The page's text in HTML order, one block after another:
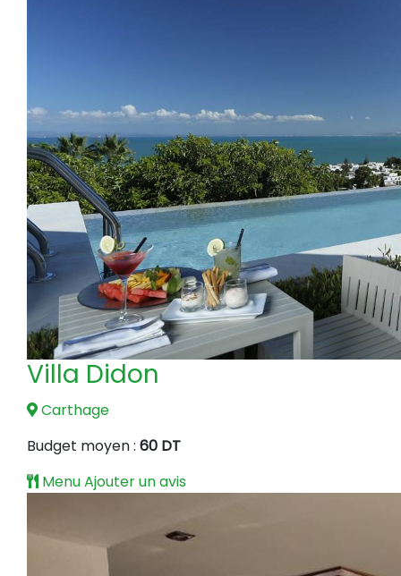
Villa Didon
Carthage
Budget moyen : 60 DT
MenuAjouter un avis